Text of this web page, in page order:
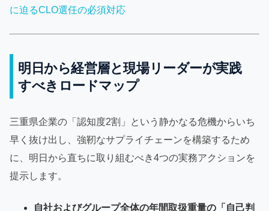
に迫るCLO選任の必須対応
明日から経営層と現場リーダーが実践
すべきロードマップ
三重県企業の「認知度2割」という静かなる危機からいち
早く抜け出し、強靭なサプライチェーンを構築するため
に、明日から直ちに取り組むべき4つの実務アクションを
提示します。
自社およびグループ全体の年間取扱重量の「自己判